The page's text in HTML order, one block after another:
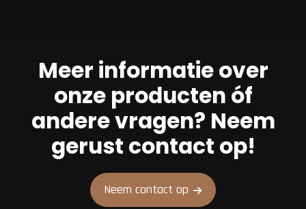
Meer informatie over
onze producten óf
andere vragen? Neem
gerust contact op!
Neem contact op